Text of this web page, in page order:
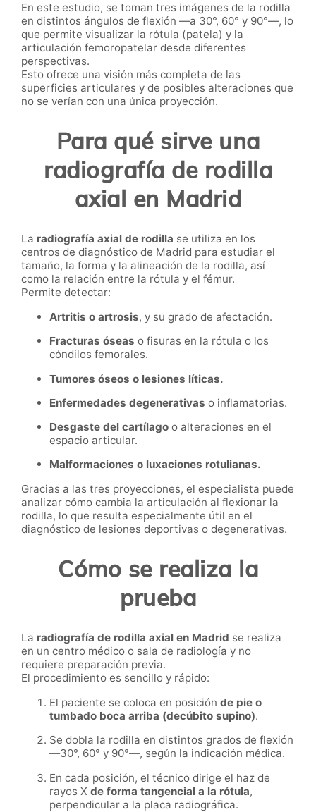
En este estudio, se toman tres imágenes de la rodilla
en distintos ángulos de flexión —a 30°, 60° y 90°—, lo
que permite visualizar la rótula (patela) y la
articulación femoropatelar desde diferentes
perspectivas.
Esto ofrece una visión más completa de las
superficies articulares y de posibles alteraciones que
no se verían con una única proyección.
Para qué sirve una
radiografía de rodilla
axial en Madrid
La radiografía axial de rodilla se utiliza en los
centros de diagnóstico de Madrid para estudiar el
tamaño, la forma y la alineación de la rodilla, así
como la relación entre la rótula y el fémur.
Permite detectar:
Artritis o artrosis, y su grado de afectación.
Fracturas óseas o fisuras en la rótula o los
cóndilos femorales.
Tumores óseos o lesiones líticas.
Enfermedades degenerativas o inflamatorias.
Desgaste del cartílago o alteraciones en el
espacio articular.
Malformaciones o luxaciones rotulianas.
Gracias a las tres proyecciones, el especialista puede
analizar cómo cambia la articulación al flexionar la
rodilla, lo que resulta especialmente útil en el
diagnóstico de lesiones deportivas o degenerativas.
Cómo se realiza la
prueba
La radiografía de rodilla axial en Madrid se realiza
en un centro médico o sala de radiología y no
requiere preparación previa.
El procedimiento es sencillo y rápido:
El paciente se coloca en posición de pie o
tumbado boca arriba (decúbito supino).
Se dobla la rodilla en distintos grados de flexión
—30°, 60° y 90°—, según la indicación médica.
En cada posición, el técnico dirige el haz de
rayos X de forma tangencial a la rótula,
perpendicular a la placa radiográfica.